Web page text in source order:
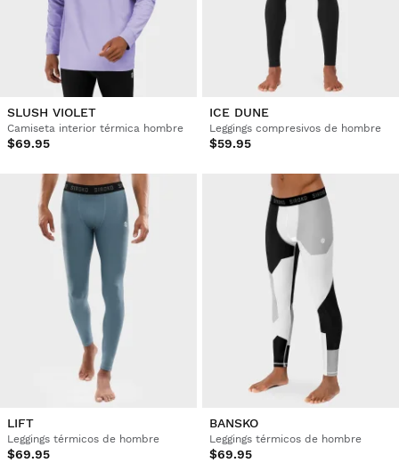
SLUSH VIOLET
Camiseta interior térmica hombre
$69.95
ICE DUNE
Leggings compresivos de hombre
$59.95
LIFT
Leggings térmicos de hombre
$69.95
BANSKO
Leggings térmicos de hombre
$69.95